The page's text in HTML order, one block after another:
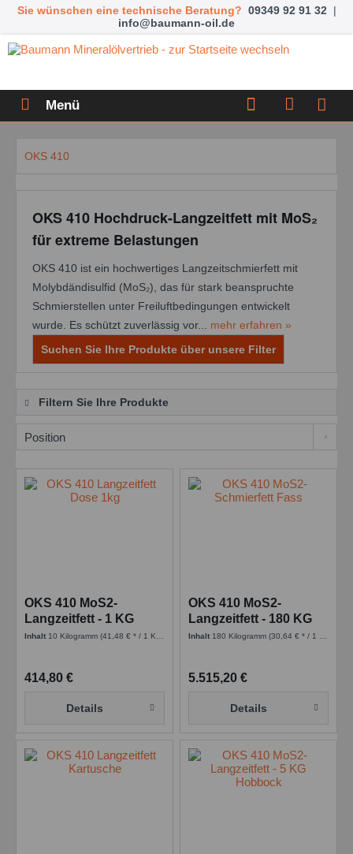
Sie wünschen eine technische Beratung? 09349 92 91 32 |
info@baumann-oil.de
Menü
OKS 410
OKS 410 Hochdruck-Langzeitfett mit MoS₂
für extreme Belastungen
OKS 410 ist ein hochwertiges Langzeitschmierfett mit
Molybdändisulfid (MoS₂), das für stark beanspruchte
Schmierstellen unter Freiluftbedingungen entwickelt
wurde. Es schützt zuverlässig vor... mehr erfahren »
Suchen Sie Ihre Produkte über unsere Filter
Filtern Sie Ihre Produkte
OKS 410 MoS2-
Langzeitfett - 1 KG
Dose
Inhalt 10 Kilogramm(41,48 € * / 1 Kilogramm)
414,80 €
Details
OKS 410 MoS2-
Langzeitfett - 180 KG
Fass
Inhalt 180 Kilogramm(30,64 € * / 1 Kilogramm)
5.515,20 €
Details